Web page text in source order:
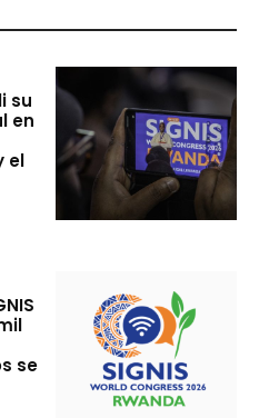
su
en
el
se